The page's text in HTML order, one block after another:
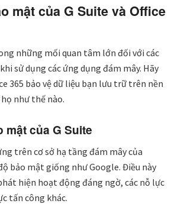
mật của G Suite và Office
những mối quan tâm lớn đối với các
sử dụng các ứng dụng đám mây. Hãy
365 bảo vệ dữ liệu bạn lưu trữ trên nền
như thế nào.
mật của G Suite
trên cơ sở hạ tầng đám mây của
bảo mật giống như Google. Điều này
hiện hoạt động đáng ngờ, các nỗ lực
tấn công khác.